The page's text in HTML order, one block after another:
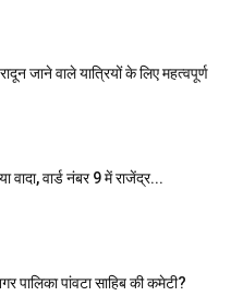
जाने वाले यात्रियों के लिए महत्वपूर्ण
वादा, वार्ड नंबर 9 में राजेंद्र...
पालिका पांवटा साहिब की कमेटी?